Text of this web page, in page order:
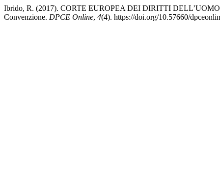
Ibrido, R. (2017). CORTE EUROPEA DEI DIRITTI DELL’UOMO
Convenzione. DPCE Online, 4(4). https://doi.org/10.57660/